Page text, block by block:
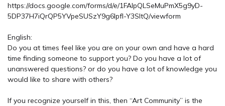
https://docs.google.com/forms/d/e/1FAIpQLSeMuPmX5g9yD-
5DP37H7iQrQP5YVpeSUSzY9g6IpfI-Y3SltQ/viewform
English:
Do you at times feel like you are on your own and have a hard
time finding someone to support you? Do you have a lot of
unanswered questions? or do you have a lot of knowledge you
would like to share with others?
If you recognize yourself in this, then “Art Community” is the